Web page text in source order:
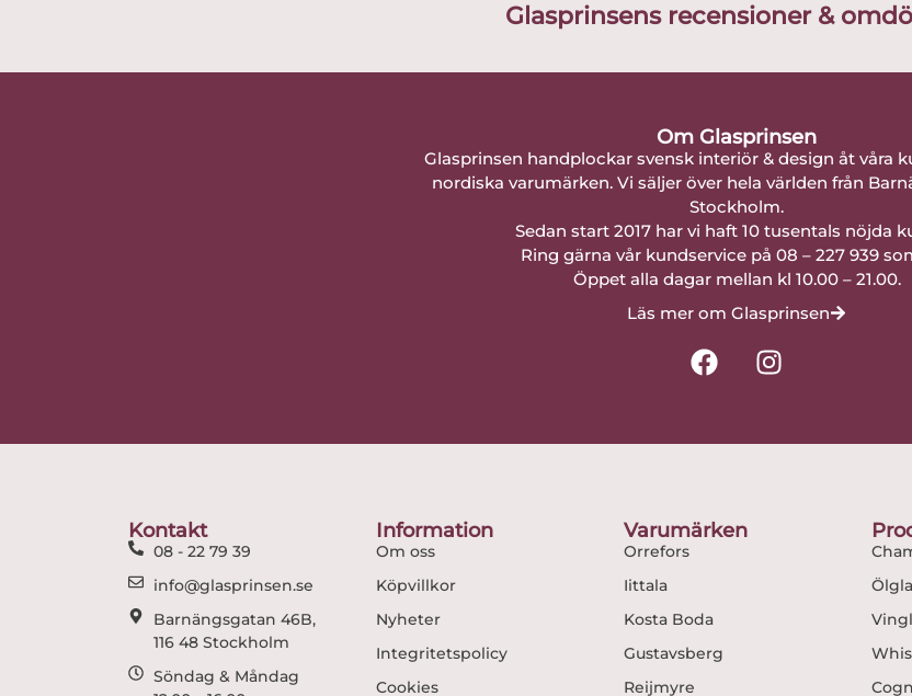
Glasprinsens recensioner &
Om Glasprinsen
Glasprinsen handplockar svensk interiör & design åt våra
nordiska varumärken. Vi säljer över hela världen från
Stockholm.
Sedan start 2017 har vi haft 10 tusentals nöjda
Ring gärna vår kundservice på 08 – 227 939
Öppet alla dagar mellan kl 10.00 – 21.00.
Läs mer om Glasprinsen
F
a
k
I
n
Kontakt
08 - 22 79 39
info@glasprinsen.se
Barnängsgatan 46B,
116 48 Stockholm
Söndag & Måndag
Information
Om oss
Köpvillkor
Nyheter
Integritetspolicy
Cookies
Varumärken
Orrefors
Iittala
Kosta Boda
Gustavsberg
Reijmyre